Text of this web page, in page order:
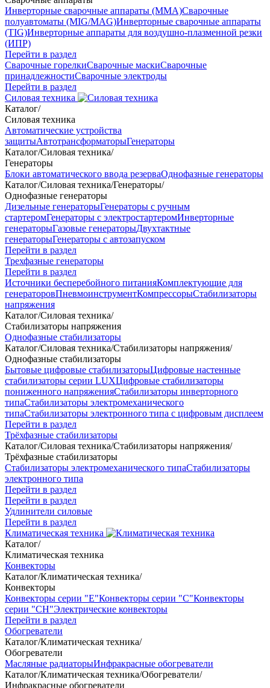
Инверторные сварочные аппараты (ММА)Сварочные
полуавтоматы (MIG/MAG)Инверторные сварочные аппараты
(TIG)Инверторные аппараты для воздушно-плазменной резки
(ИПР)
Перейти в раздел
Сварочные горелкиСварочные маскиСварочные
принадлежностиСварочные электроды
Перейти в раздел
Силовая техника
Каталог/
Силовая техника
Автоматические устройства
защитыАвтотрансформаторыГенераторы
Каталог/Силовая техника/
Генераторы
Блоки автоматического ввода резерваОднофазные генераторы
Каталог/Силовая техника/Генераторы/
Однофазные генераторы
Дизельные генераторыГенераторы с ручным
стартеромГенераторы с электростартеромИнверторные
генераторыГазовые генераторыДвухтактные
генераторыГенераторы с автозапуском
Перейти в раздел
Трехфазные генераторы
Перейти в раздел
Источники бесперебойного питанияКомплектующие для
генераторовПневмоинструментКомпрессорыСтабилизаторы
напряжения
Каталог/Силовая техника/
Стабилизаторы напряжения
Однофазные стабилизаторы
Каталог/Силовая техника/Стабилизаторы напряжения/
Однофазные стабилизаторы
Бытовые цифровые стабилизаторыЦифровые настенные
стабилизаторы серии LUXЦифровые стабилизаторы
пониженного напряженияСтабилизаторы инверторного
типаСтабилизаторы электромеханического
типаСтабилизаторы электронного типа с цифровым дисплеем
Перейти в раздел
Трёхфазные стабилизаторы
Каталог/Силовая техника/Стабилизаторы напряжения/
Трёхфазные стабилизаторы
Стабилизаторы электромеханического типаСтабилизаторы
электронного типа
Перейти в раздел
Перейти в раздел
Удлинители силовые
Перейти в раздел
Климатическая техника
Каталог/
Климатическая техника
Конвекторы
Каталог/Климатическая техника/
Конвекторы
Конвекторы серии "Е"Конвекторы серии "С"Конвекторы
серии "СН"Электрические конвекторы
Перейти в раздел
Обогреватели
Каталог/Климатическая техника/
Обогреватели
Масляные радиаторыИнфракрасные обогреватели
Каталог/Климатическая техника/Обогреватели/
Инфракрасные обогреватели